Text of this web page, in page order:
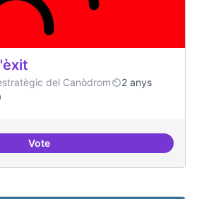
del Canòdrom
2 anys
VoteResidències d'èxit